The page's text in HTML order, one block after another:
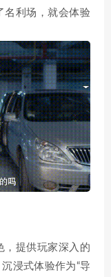
名利场，就会体验
，提供玩家深入的
浸式体验作为“导